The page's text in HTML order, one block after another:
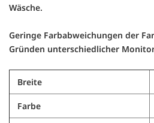
Wäsche.
Geringe Farbabweichungen der
Gründen unterschiedlicher
Breite
Farbe